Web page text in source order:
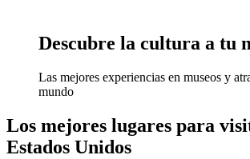
Descubre la cultura a tu
Las mejores experiencias en museos y
mundo
Los mejores lugares para
Estados Unidos